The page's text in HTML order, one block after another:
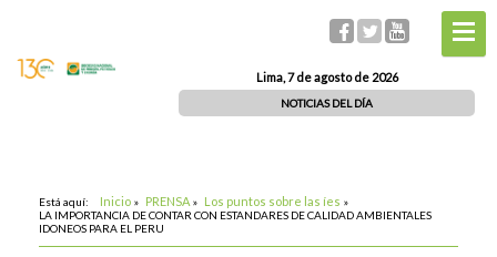
Lima, 7 de agosto de 2026
NOTICIAS DEL DÍA
Está aquí: Inicio » PRENSA » Los puntos sobre las íes »
LA IMPORTANCIA DE CONTAR CON ESTANDARES DE CALIDAD AMBIENTALES
IDONEOS PARA EL PERU